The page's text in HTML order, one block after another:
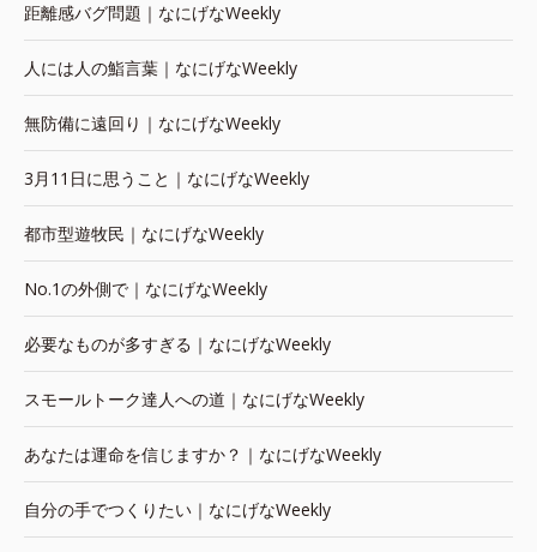
距離感バグ問題｜なにげなWeekly
人には人の鮨言葉｜なにげなWeekly
無防備に遠回り｜なにげなWeekly
3月11日に思うこと｜なにげなWeekly
都市型遊牧民｜なにげなWeekly
No.1の外側で｜なにげなWeekly
必要なものが多すぎる｜なにげなWeekly
スモールトーク達人への道｜なにげなWeekly
あなたは運命を信じますか？｜なにげなWeekly
自分の手でつくりたい｜なにげなWeekly